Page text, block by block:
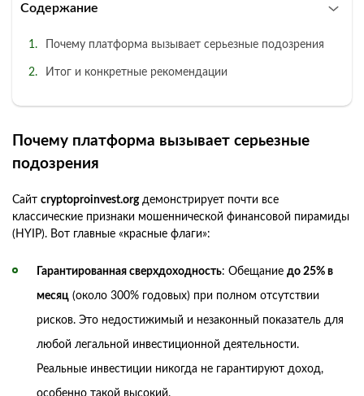
Содержание
Почему платформа вызывает серьезные подозрения
Итог и конкретные рекомендации
Почему платформа вызывает серьезные
подозрения
Сайт cryptoproinvest.orgдемонстрирует почти все
классические признаки мошеннической финансовой пирамиды
(HYIP). Вот главные «красные флаги»:
Гарантированная сверхдоходность: Обещание до 25% в
месяц (около 300% годовых) при полном отсутствии
рисков. Это недостижимый и незаконный показатель для
любой легальной инвестиционной деятельности.
Реальные инвестиции никогда не гарантируют доход,
особенно такой высокий.